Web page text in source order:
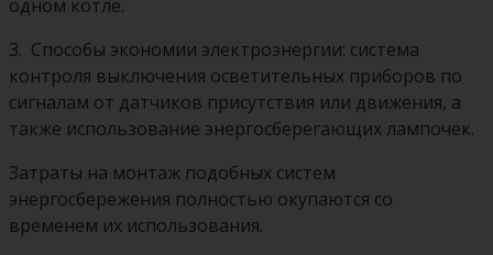
одном котле.
3. Способы экономии электроэнергии: система
контроля выключения осветительных приборов по
сигналам от датчиков присутствия или движения, а
также использование энергосберегающих лампочек.
Затраты на монтаж подобных систем
энергосбережения полностью окупаются со
временем их использования.